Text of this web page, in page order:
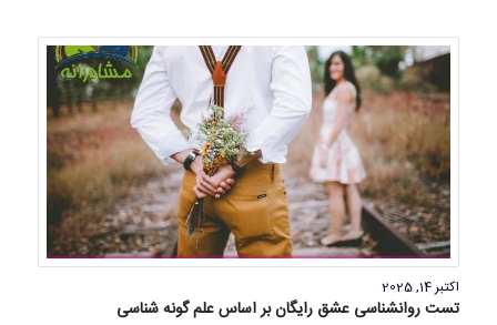
اکتبر 14, 2025
تست روانشناسی عشق رایگان بر اساس علم گونه شناسی